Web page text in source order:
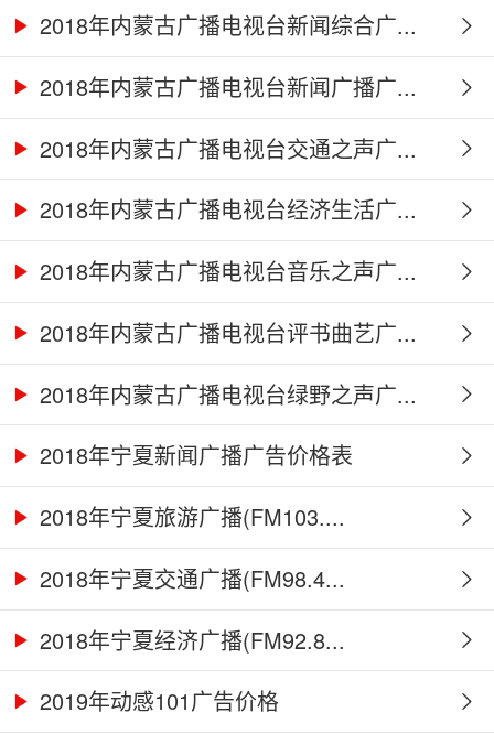
2018年内蒙古广播电视台新闻综合广...
2018年内蒙古广播电视台新闻广播广...
2018年内蒙古广播电视台交通之声广...
2018年内蒙古广播电视台经济生活广...
2018年内蒙古广播电视台音乐之声广...
2018年内蒙古广播电视台评书曲艺广...
2018年内蒙古广播电视台绿野之声广...
2018年宁夏新闻广播广告价格表
2018年宁夏旅游广播(FM103....
2018年宁夏交通广播(FM98.4...
2018年宁夏经济广播(FM92.8...
2019年动感101广告价格